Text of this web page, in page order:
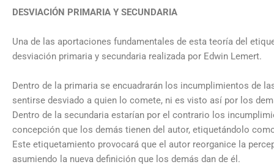
DESVIACIÓN PRIMARIA Y SECUNDARIA
Una de las aportaciones fundamentales de esta teoría del
desviación primaria y secundaria realizada por Edwin Lemert.
Dentro de la primaria se encuadrarán los incumplimientos de
sentirse desviado a quien lo comete, ni es visto así por los
Dentro de la secundaria estarían por el contrario los
concepción que los demás tienen del autor, etiquetándolo
Este etiquetamiento provocará que el autor reorganice la
asumiendo la nueva definición que los demás dan de él.